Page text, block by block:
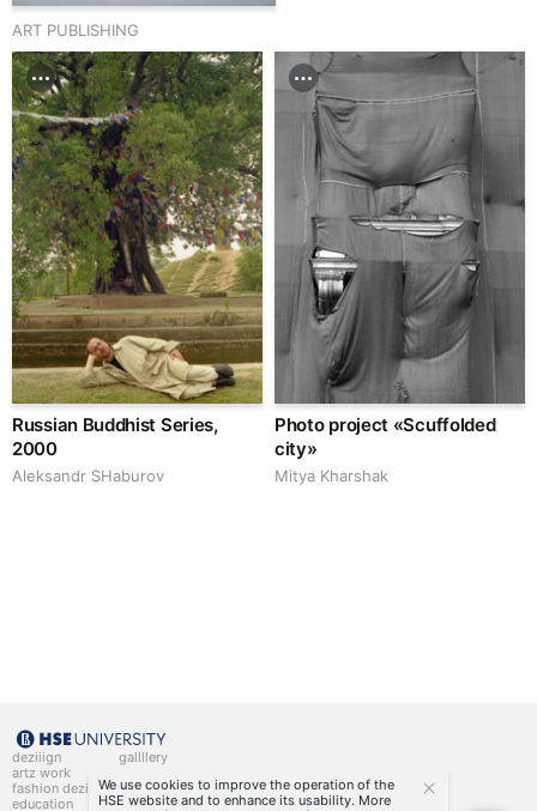
ART PUBLISHING
Russian Buddhist Series,
2000
Аleksandr SHaburov
Photo project «Scuffolded
city»
Mitya Kharshak
deziiign
artz work
fashion deziiign
education
gallllery
kiiids.art
We use cookies to improve the operation of the
HSE website and to enhance its usability. More